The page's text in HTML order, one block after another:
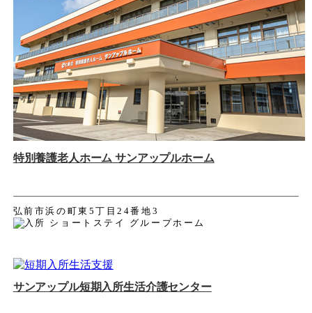
特別養護老人ホーム サンアップルホーム
弘前市浜の町東5丁目24番地3
サンアップル短期入所生活介護センター